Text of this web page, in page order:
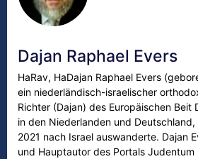
Dajan Raphael Evers
HaRav, HaDajan Raphael Evers
ein niederländisch-israelischer
Richter (Dajan) des Europäischen Beit
in den Niederlanden und
2021 nach Israel auswanderte. Dajan
und Hauptautor des Portals Judentum